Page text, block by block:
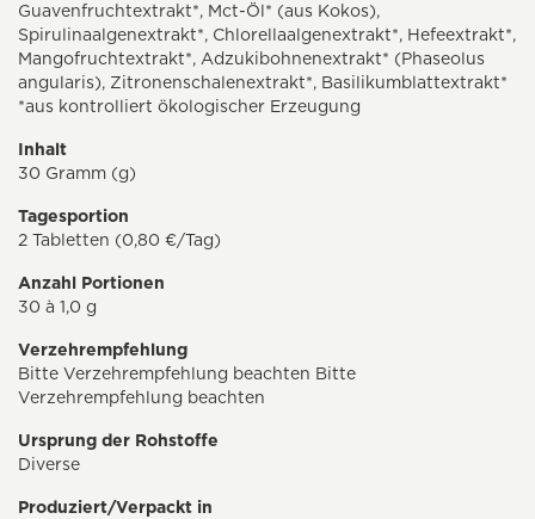
Guavenfruchtextrakt*, Mct-Öl* (aus Kokos),
Spirulinaalgenextrakt*, Chlorellaalgenextrakt*, Hefeextrakt*,
Mangofruchtextrakt*, Adzukibohnenextrakt* (Phaseolus
angularis), Zitronenschalenextrakt*, Basilikumblattextrakt*
*aus kontrolliert ökologischer Erzeugung
Inhalt
30 Gramm (g)
Tagesportion
2 Tabletten (0,80 €/Tag)
Anzahl Portionen
30 à 1,0 g
Verzehrempfehlung
Bitte Verzehrempfehlung beachten Bitte
Verzehrempfehlung beachten
Ursprung der Rohstoffe
Diverse
Produziert/Verpackt in